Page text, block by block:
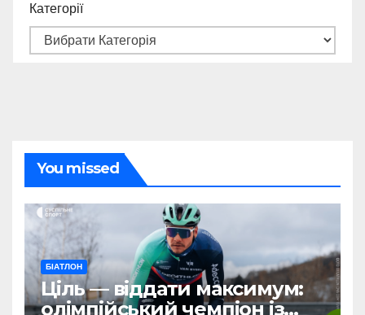
Категорії
You missed
БІАТЛОН
Ціль — віддати максимум:
олімпійський чемпіон із